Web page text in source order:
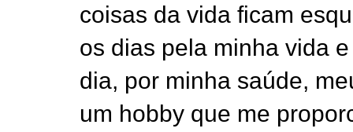
coisas da vida ficam
os dias pela minha vida
dia, por minha saúde,
um hobby que me